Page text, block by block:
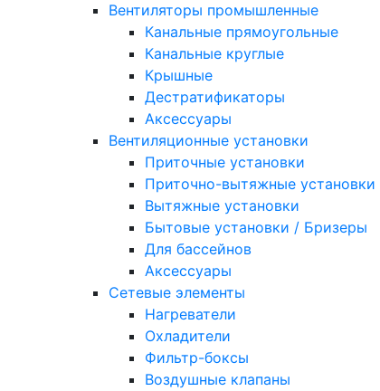
Вентиляторы промышленные
Канальные прямоугольные
Канальные круглые
Крышные
Дестратификаторы
Аксессуары
Вентиляционные установки
Приточные установки
Приточно-вытяжные установки
Вытяжные установки
Бытовые установки / Бризеры
Для бассейнов
Аксессуары
Сетевые элементы
Нагреватели
Охладители
Фильтр-боксы
Воздушные клапаны